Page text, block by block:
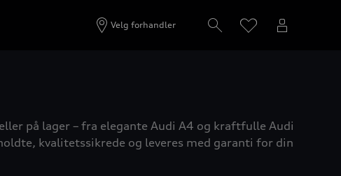
Velg forhandler
på lager – fra elegante Audi A4 og kraftfulle Audi
kvalitetssikrede og leveres med garanti for din